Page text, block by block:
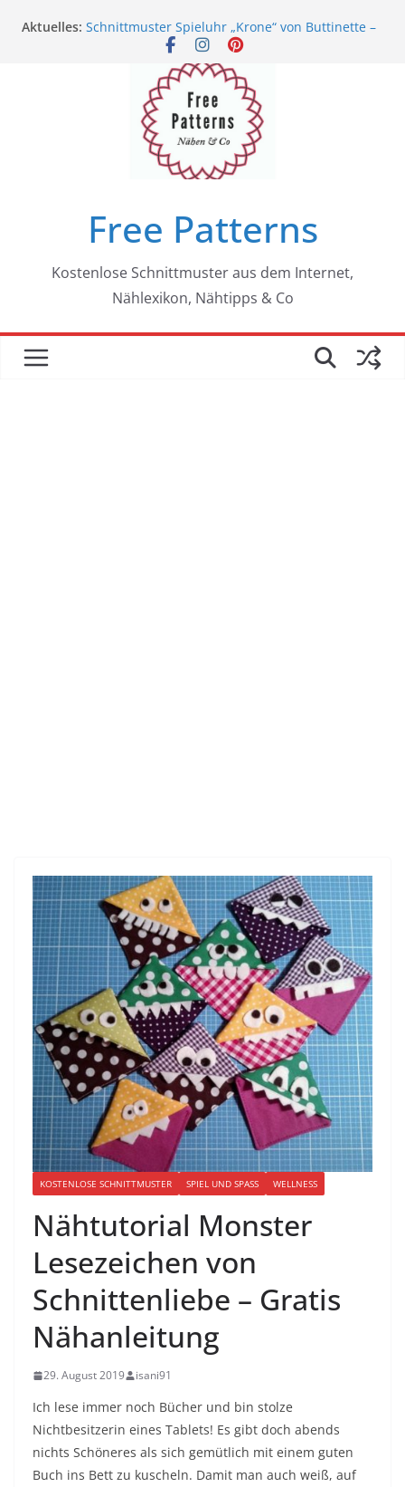
Inhalt
Aktuelles: Schnittmuster Spieluhr „Krone“ von Buttinette –
Kostenloses Schnittmuster Weihnachtssäckchen
von Buttinette
Wie du dich nachhaltiger kleiden kannst
Gratis Schnittmuster Glücksschweinchen von
Buttinette
Schnittmuster Business Kleid mit Garnitur
(Größe 36) von sisterMAG – 100% gratis
Free Patterns
Kostenlose Schnittmuster aus dem Internet,
Nählexikon, Nähtipps & Co
KOSTENLOSE SCHNITTMUSTER SPIEL UND SPASS WELLNESS
Nähtutorial Monster
Lesezeichen von
Schnittenliebe – Gratis
Nähanleitung
29. August 2019 isani91
Ich lese immer noch Bücher und bin stolze
Nichtbesitzerin eines Tablets! Es gibt doch abends
nichts Schöneres als sich gemütlich mit einem guten
Buch ins Bett zu kuscheln. Damit man auch weiß, auf